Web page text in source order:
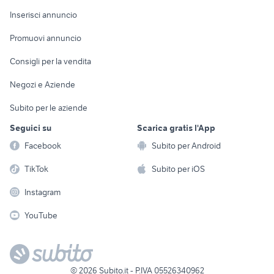
Console e
Fotografia
Telefonia
Biciclette
Inserisci annuncio
Promuovi annuncio
Consigli per la vendita
Negozi e Aziende
Subito per le aziende
Seguici su
Facebook
TikTok
Instagram
YouTube
Scarica gratis l'App
Subito per Android
Subito per iOS
©2026 Subito.it - P.IVA 05526340962